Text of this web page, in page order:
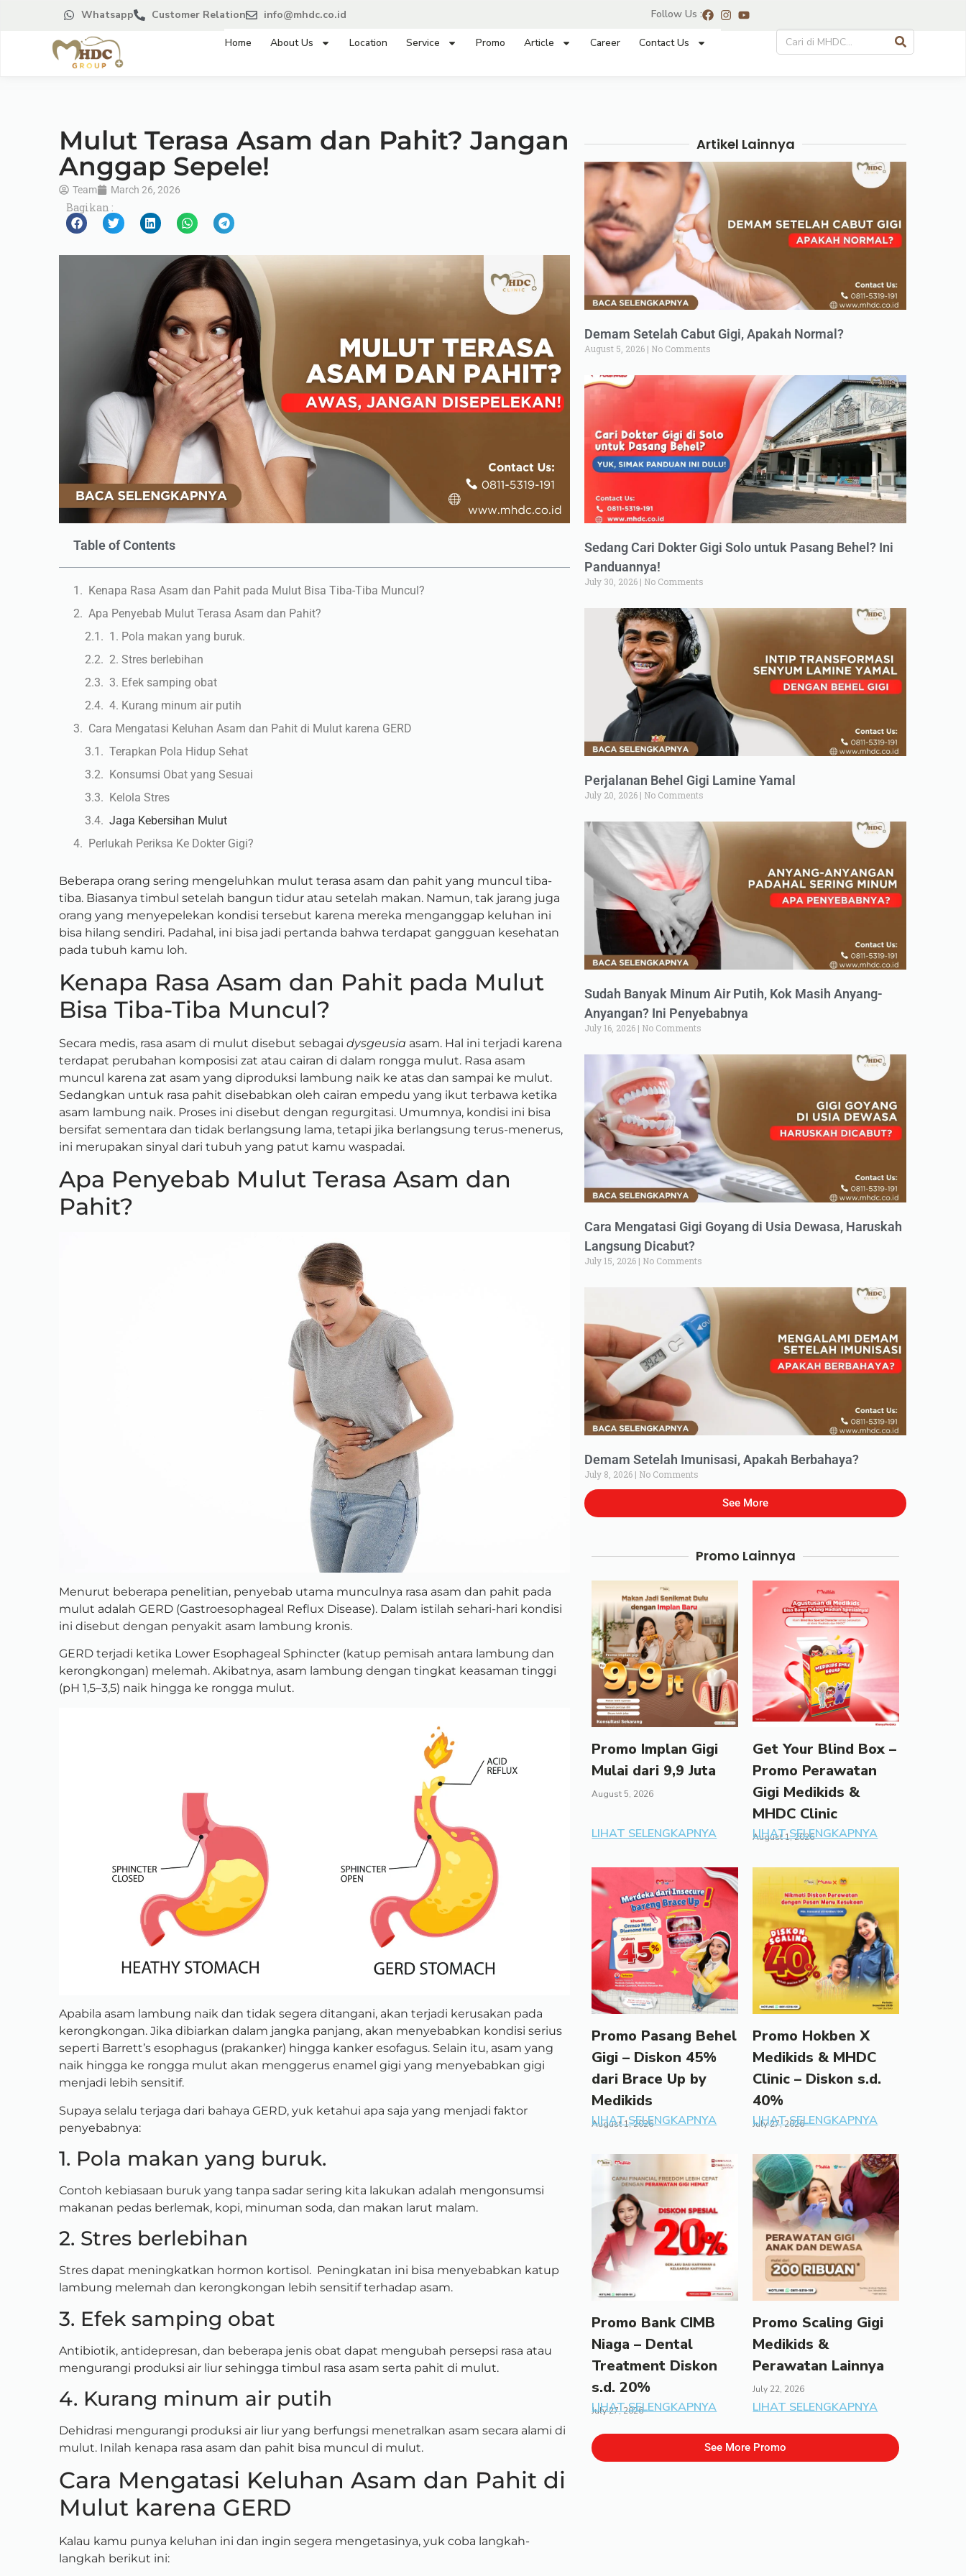
Whatsapp Customer Relation info@mhdc.co.id Follow Us :
Home About Us Location Service Promo Article Career Contact Us
Mulut Terasa Asam dan Pahit? Jangan
Anggap Sepele!
Team March 26, 2026
Bagikan :
Table of Contents
Kenapa Rasa Asam dan Pahit pada Mulut Bisa Tiba-Tiba Muncul?
Apa Penyebab Mulut Terasa Asam dan Pahit?
1. Pola makan yang buruk.
2. Stres berlebihan
3. Efek samping obat
4. Kurang minum air putih
Cara Mengatasi Keluhan Asam dan Pahit di Mulut karena GERD
Terapkan Pola Hidup Sehat
Konsumsi Obat yang Sesuai
Kelola Stres
Jaga Kebersihan Mulut
Perlukah Periksa Ke Dokter Gigi?
Beberapa orang sering mengeluhkan mulut terasa asam dan pahit yang muncul tiba-
tiba. Biasanya timbul setelah bangun tidur atau setelah makan. Namun, tak jarang juga
orang yang menyepelekan kondisi tersebut karena mereka menganggap keluhan ini
bisa hilang sendiri. Padahal, ini bisa jadi pertanda bahwa terdapat gangguan kesehatan
pada tubuh kamu loh.
Kenapa Rasa Asam dan Pahit pada Mulut
Bisa Tiba-Tiba Muncul?
Secara medis, rasa asam di mulut disebut sebagai dysgeusia asam. Hal ini terjadi karena
terdapat perubahan komposisi zat atau cairan di dalam rongga mulut. Rasa asam
muncul karena zat asam yang diproduksi lambung naik ke atas dan sampai ke mulut.
Sedangkan untuk rasa pahit disebabkan oleh cairan empedu yang ikut terbawa ketika
asam lambung naik. Proses ini disebut dengan regurgitasi. Umumnya, kondisi ini bisa
bersifat sementara dan tidak berlangsung lama, tetapi jika berlangsung terus-menerus,
ini merupakan sinyal dari tubuh yang patut kamu waspadai.
Apa Penyebab Mulut Terasa Asam dan
Pahit?
Menurut beberapa penelitian, penyebab utama munculnya rasa asam dan pahit pada
mulut adalah GERD (Gastroesophageal Reflux Disease). Dalam istilah sehari-hari kondisi
ini disebut dengan penyakit asam lambung kronis.
GERD terjadi ketika Lower Esophageal Sphincter (katup pemisah antara lambung dan
kerongkongan) melemah. Akibatnya, asam lambung dengan tingkat keasaman tinggi
(pH 1,5–3,5) naik hingga ke rongga mulut.
Apabila asam lambung naik dan tidak segera ditangani, akan terjadi kerusakan pada
kerongkongan. Jika dibiarkan dalam jangka panjang, akan menyebabkan kondisi serius
seperti Barrett’s esophagus (prakanker) hingga kanker esofagus. Selain itu, asam yang
naik hingga ke rongga mulut akan menggerus enamel gigi yang menyebabkan gigi
menjadi lebih sensitif.
Supaya selalu terjaga dari bahaya GERD, yuk ketahui apa saja yang menjadi faktor
penyebabnya:
1. Pola makan yang buruk.
Contoh kebiasaan buruk yang tanpa sadar sering kita lakukan adalah mengonsumsi
makanan pedas berlemak, kopi, minuman soda, dan makan larut malam.
2. Stres berlebihan
Stres dapat meningkatkan hormon kortisol. Peningkatan ini bisa menyebabkan katup
lambung melemah dan kerongkongan lebih sensitif terhadap asam.
3. Efek samping obat
Antibiotik, antidepresan, dan beberapa jenis obat dapat mengubah persepsi rasa atau
mengurangi produksi air liur sehingga timbul rasa asam serta pahit di mulut.
4. Kurang minum air putih
Dehidrasi mengurangi produksi air liur yang berfungsi menetralkan asam secara alami di
mulut. Inilah kenapa rasa asam dan pahit bisa muncul di mulut.
Cara Mengatasi Keluhan Asam dan Pahit di
Mulut karena GERD
Kalau kamu punya keluhan ini dan ingin segera mengetasinya, yuk coba langkah-
langkah berikut ini:
Artikel Lainnya
Demam Setelah Cabut Gigi, Apakah Normal?
August 5, 2026 No Comments
Sedang Cari Dokter Gigi Solo untuk Pasang Behel? Ini
Panduannya!
July 30, 2026 No Comments
Perjalanan Behel Gigi Lamine Yamal
July 20, 2026 No Comments
Sudah Banyak Minum Air Putih, Kok Masih Anyang-
Anyangan? Ini Penyebabnya
July 16, 2026 No Comments
Cara Mengatasi Gigi Goyang di Usia Dewasa, Haruskah
Langsung Dicabut?
July 15, 2026 No Comments
Demam Setelah Imunisasi, Apakah Berbahaya?
July 8, 2026 No Comments
See More
Promo Lainnya
Promo Implan Gigi
Mulai dari 9,9 Juta
August 5, 2026
LIHAT SELENGKAPNYA
Get Your Blind Box –
Promo Perawatan
Gigi Medikids &
MHDC Clinic
August 1, 2026
LIHAT SELENGKAPNYA
Promo Pasang Behel
Gigi – Diskon 45%
dari Brace Up by
Medikids
August 1, 2026
LIHAT SELENGKAPNYA
Promo Hokben X
Medikids & MHDC
Clinic – Diskon s.d.
40%
July 27, 2026
LIHAT SELENGKAPNYA
Promo Bank CIMB
Niaga – Dental
Treatment Diskon
s.d. 20%
July 27, 2026
LIHAT SELENGKAPNYA
Promo Scaling Gigi
Medikids &
Perawatan Lainnya
July 22, 2026
LIHAT SELENGKAPNYA
See More Promo